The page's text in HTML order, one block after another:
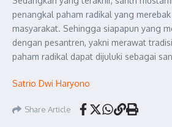
penangkal paham radikal yang
masyarakat. Sehingga siapapun yang
dengan pesantren, yakni merawat
paham radikal dapat dijuluki sebagai
Satrio Dwi Haryono
Share Article